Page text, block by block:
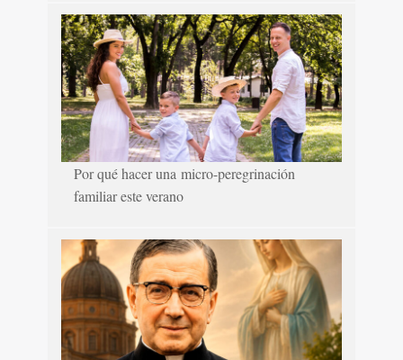
Por qué hacer una micro-peregrinación
familiar este verano